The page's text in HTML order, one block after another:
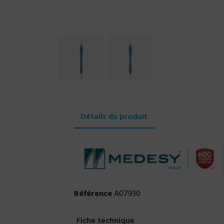
Détails du produit
RéférenceA07930
Fiche technique